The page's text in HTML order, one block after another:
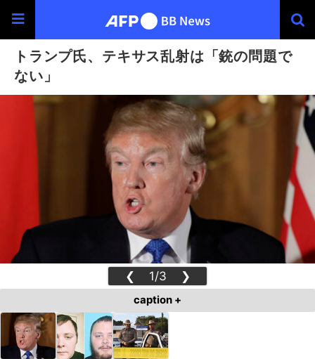
トランプ氏、テキサス乱射は「銃の問題で
ない」
❮ 1/3 ❯
caption +